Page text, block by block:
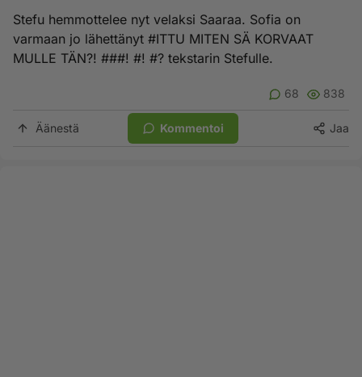
Stefu hemmottelee nyt velaksi Saaraa. Sofia on
varmaan jo lähettänyt #ITTU MITEN SÄ KORVAAT
MULLE TÄN?! ###! #! #? tekstarin Stefulle.
68 838
Äänestä Kommentoi Jaa